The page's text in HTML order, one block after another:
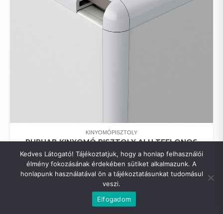
KINYOMÓPISZTOLY
PURHAB KINYOMÓ PISZTOLY ALU,TEFLONOS
BEVONATTAL AWTOOL
0FT
Copyright © All rights reserved.|Shopical
Kedves Látogató! Tájékoztatjuk, hogy a honlap felhasználói
élmény fokozásának érdekében sütiket alkalmazunk. A
honlapunk használatával ön a tájékoztatásunkat tudomásul
veszi.
Elfogadom